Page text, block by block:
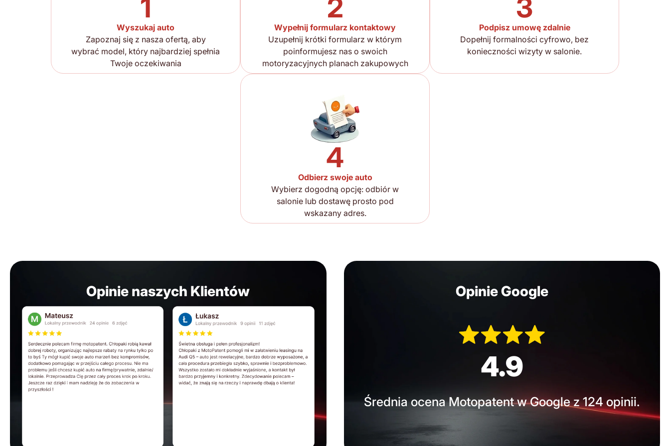
1
Wyszukaj auto
Zapoznaj się z nasza ofertą, aby
wybrać model, który najbardziej spełnia
Twoje oczekiwania
2
Wypełnij formularz kontaktowy
Uzupełnij krótki formularz w którym
poinformujesz nas o swoich
motoryzacyjnych planach zakupowych
3
Podpisz umowę zdalnie
Dopełnij formalności cyfrowo, bez
konieczności wizyty w salonie.
4
Odbierz swoje auto
Wybierz dogodną opcję: odbiór w
salonie lub dostawę prosto pod
wskazany adres.
Opinie naszych Klientów Opinie Google
4.9
Średnia ocena Motopatent w Google z 124 opinii.